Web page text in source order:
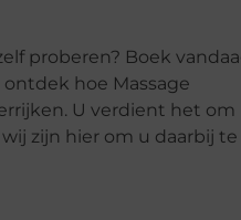
proberen? Boek
hoe Massage
U verdient het om
zijn hier om u daarbij te